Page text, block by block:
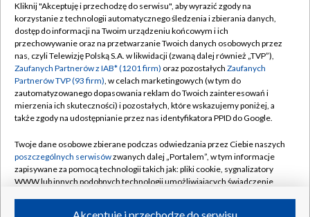
TVP
Abonament TVP
Emisja w TVP
Centrum informacji TVP
Naziemna Telewizja Cyfrowa
Rada Programowa
System NOS
Informacje o nadawcy
Regulamin TVP
Polityka prywatności
Moje zgody
Pomoc
Kontakt
Kanały
Kliknij "Akceptuję i przechodzę do serwisu", aby wyrazić zgody na
korzystanie z technologii automatycznego śledzenia i zbierania danych,
dostęp do informacji na Twoim urządzeniu końcowym i ich
przechowywanie oraz na przetwarzanie Twoich danych osobowych przez
nas, czyli Telewizję Polską S.A. w likwidacji (zwaną dalej również „TVP”),
Zaufanych Partnerów z IAB* (1201 firm) oraz pozostałych Zaufanych
Partnerów TVP (93 firm), w celach marketingowych (w tym do
zautomatyzowanego dopasowania reklam do Twoich zainteresowań i
mierzenia ich skuteczności) i pozostałych, które wskazujemy poniżej, a
także zgody na udostępnianie przez nas identyfikatora PPID do Google.
Twoje dane osobowe zbierane podczas odwiedzania przez Ciebie naszych
poszczególnych serwisówzwanych dalej „Portalem”, w tym informacje
zapisywane za pomocą technologii takich jak: pliki cookie, sygnalizatory
WWW lub innych podobnych technologii umożliwiających świadczenie